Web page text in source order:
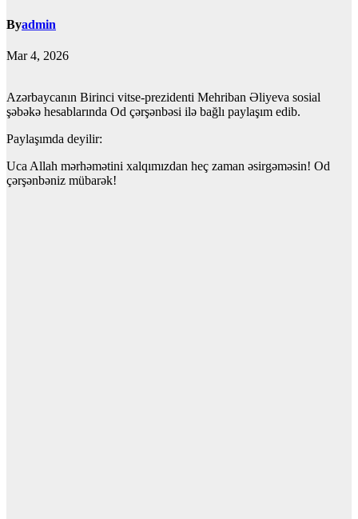
Byadmin
Mar 4, 2026
Azərbaycanın Birinci vitse-prezidenti Mehriban Əliyeva sosial
şəbəkə hesablarında Od çərşənbəsi ilə bağlı paylaşım edib.
Paylaşımda deyilir:
Uca Allah mərhəmətini xalqımızdan heç zaman əsirgəməsin! Od
çərşənbəniz mübarək!